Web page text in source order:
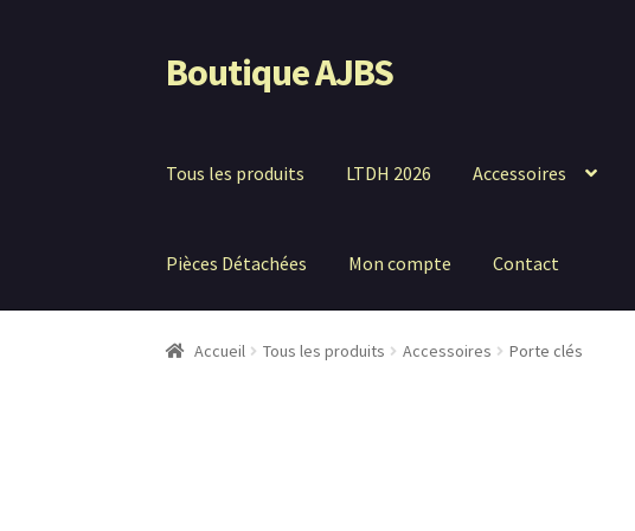
Aller
à
Aller
au
Boutique AJBS
Tous les produits LTDH 2026 Accessoires
Pièces Détachées Mon compte Contact
Accueil Tous les produits Accessoires Porte clés